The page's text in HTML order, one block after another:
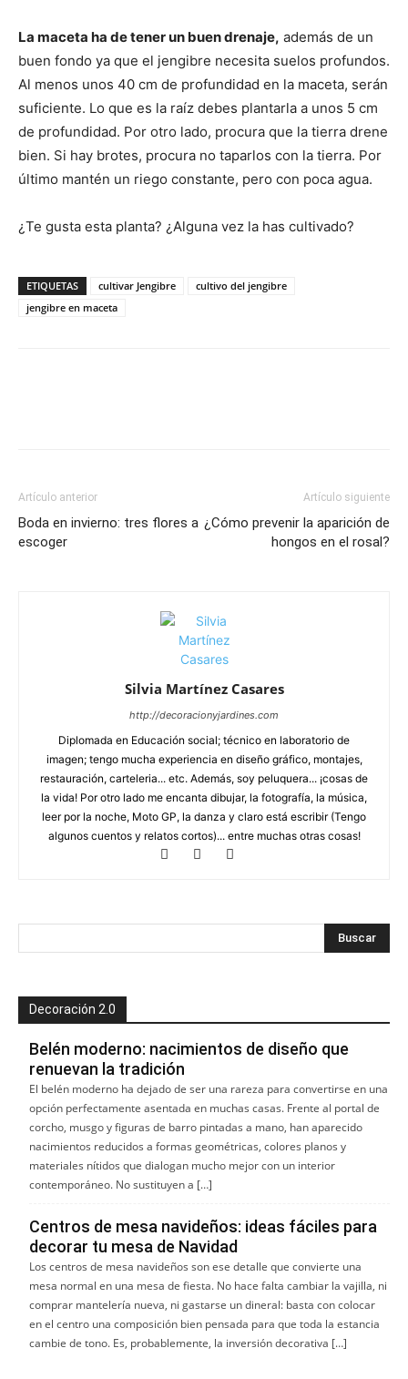
La maceta ha de tener un buen drenaje, además de un
buen fondo ya que el jengibre necesita suelos profundos.
Al menos unos 40 cm de profundidad en la maceta, serán
suficiente. Lo que es la raíz debes plantarla a unos 5 cm
de profundidad. Por otro lado, procura que la tierra drene
bien. Si hay brotes, procura no taparlos con la tierra. Por
último mantén un riego constante, pero con poca agua.
¿Te gusta esta planta? ¿Alguna vez la has cultivado?
ETIQUETAS cultivar Jengibre
cultivo del jengibre
jengibre en maceta
Artículo anterior
Boda en invierno: tres flores a
escoger
Artículo siguiente
¿Cómo prevenir la aparición de
hongos en el rosal?
Silvia Martínez Casares
http://decoracionyjardines.com
Diplomada en Educación social; técnico en laboratorio de
imagen; tengo mucha experiencia en diseño gráfico, montajes,
restauración, carteleria... etc. Además, soy peluquera... ¡cosas de
la vida! Por otro lado me encanta dibujar, la fotografía, la música,
leer por la noche, Moto GP, la danza y claro está escribir (Tengo
algunos cuentos y relatos cortos)... entre muchas otras cosas!
Decoración 2.0
Belén moderno: nacimientos de diseño que
renuevan la tradición
El belén moderno ha dejado de ser una rareza para convertirse en una
opción perfectamente asentada en muchas casas. Frente al portal de
corcho, musgo y figuras de barro pintadas a mano, han aparecido
nacimientos reducidos a formas geométricas, colores planos y
materiales nítidos que dialogan mucho mejor con un interior
contemporáneo. No sustituyen a […]
Centros de mesa navideños: ideas fáciles para
decorar tu mesa de Navidad
Los centros de mesa navideños son ese detalle que convierte una
mesa normal en una mesa de fiesta. No hace falta cambiar la vajilla, ni
comprar mantelería nueva, ni gastarse un dineral: basta con colocar
en el centro una composición bien pensada para que toda la estancia
cambie de tono. Es, probablemente, la inversión decorativa […]